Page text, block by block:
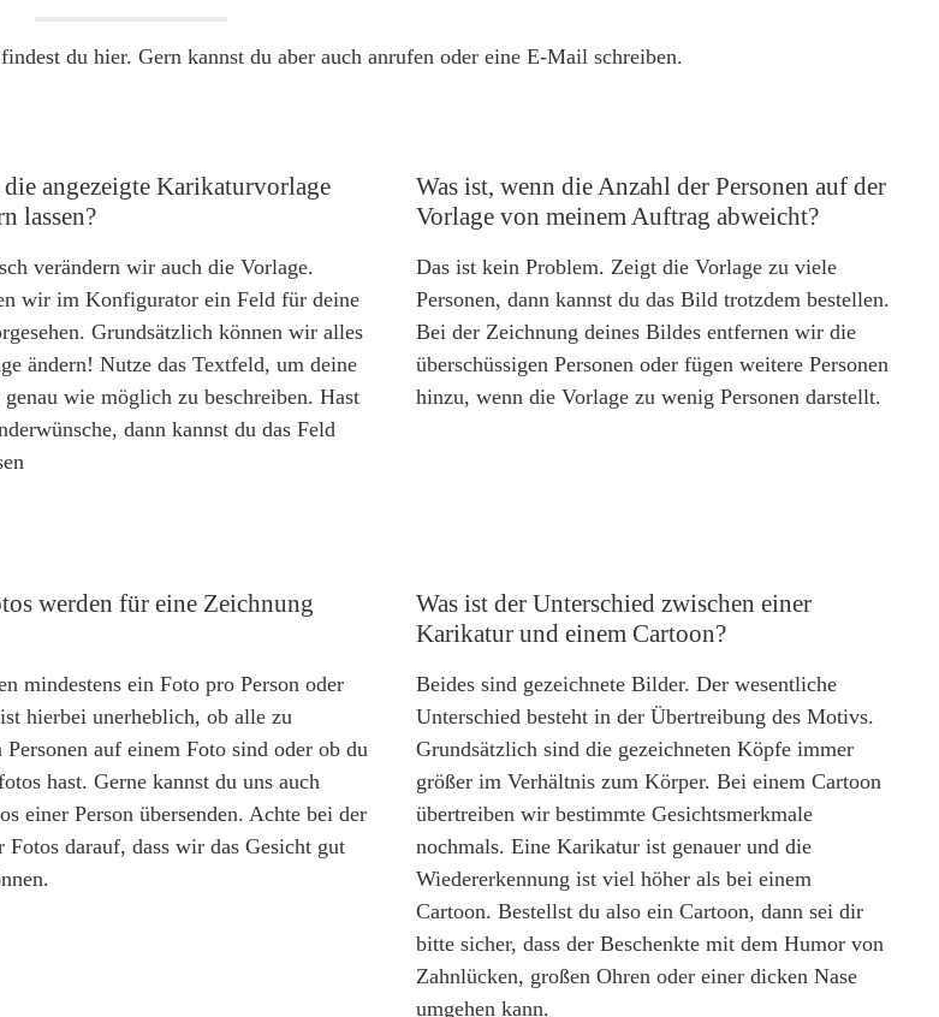
du hier. Gern kannst du aber auch anrufen oder eine E-Mail schreiben.
angezeigte Karikaturvorlage
lassen?
verändern wir auch die Vorlage.
wir im Konfigurator ein Feld für deine
Grundsätzlich können wir alles
ändern! Nutze das Textfeld, um deine
genau wie möglich zu beschreiben. Hast
dann kannst du das Feld
Was ist, wenn die Anzahl der Personen auf der
Vorlage von meinem Auftrag abweicht?
Das ist kein Problem. Zeigt die Vorlage zu viele
Personen, dann kannst du das Bild trotzdem bestellen.
Bei der Zeichnung deines Bildes entfernen wir die
überschüssigen Personen oder fügen weitere Personen
hinzu, wenn die Vorlage zu wenig Personen darstellt.
werden für eine Zeichnung
mindestens ein Foto pro Person oder
hierbei unerheblich, ob alle zu
Personen auf einem Foto sind oder ob du
hast. Gerne kannst du uns auch
einer Person übersenden. Achte bei der
Fotos darauf, dass wir das Gesicht gut
Was ist der Unterschied zwischen einer
Karikatur und einem Cartoon?
Beides sind gezeichnete Bilder. Der wesentliche
Unterschied besteht in der Übertreibung des Motivs.
Grundsätzlich sind die gezeichneten Köpfe immer
größer im Verhältnis zum Körper. Bei einem Cartoon
übertreiben wir bestimmte Gesichtsmerkmale
nochmals. Eine Karikatur ist genauer und die
Wiedererkennung ist viel höher als bei einem
Cartoon. Bestellst du also ein Cartoon, dann sei dir
bitte sicher, dass der Beschenkte mit dem Humor von
Zahnlücken, großen Ohren oder einer dicken Nase
umgehen kann.